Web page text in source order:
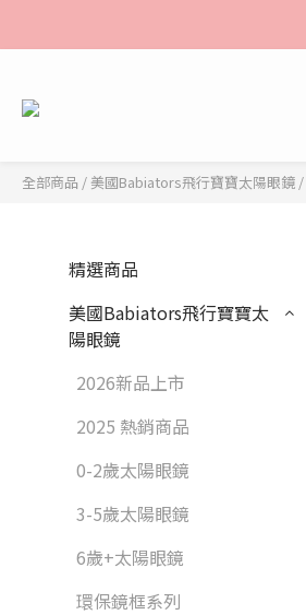
全部商品 / 美國Babiators飛行寶寶太陽眼鏡 /
精選商品
美國Babiators飛行寶寶太
陽眼鏡
2026新品上市
2025 熱銷商品
0-2歲太陽眼鏡
3-5歲太陽眼鏡
6歲+太陽眼鏡
環保鏡框系列